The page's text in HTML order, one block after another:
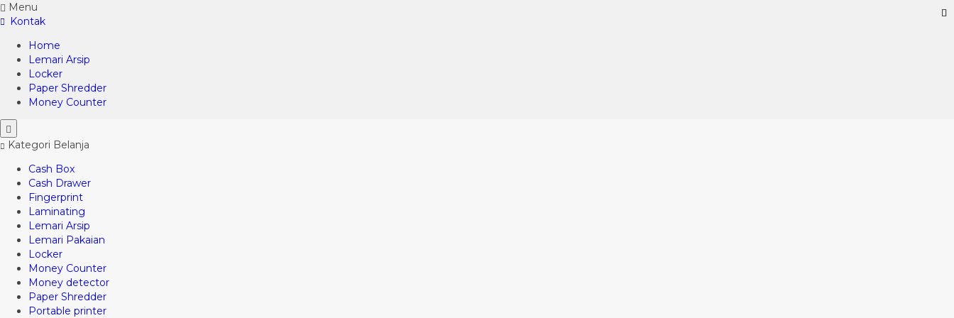
Menu
Kontak
Home
Lemari Arsip
Locker
Paper Shredder
Money Counter
Kategori Belanja
Cash Box
Cash Drawer
Fingerprint
Laminating
Lemari Arsip
Lemari Pakaian
Locker
Money Counter
Money detector
Paper Shredder
Portable printer